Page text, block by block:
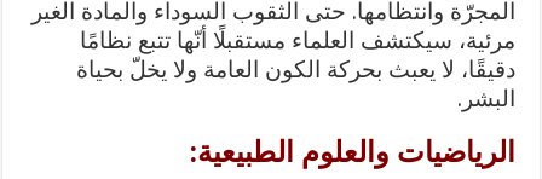
المجرّة وانتظامها. حتى الثقوب السوداء والمادة الغير
مرئية، سيكتشف العلماء مستقبلًا أنّها تتبع نظامًا
دقيقًا، لا يعبث بحركة الكون العامة ولا يخلّ بحياة
البشر.
الرياضيات والعلوم الطبيعية: